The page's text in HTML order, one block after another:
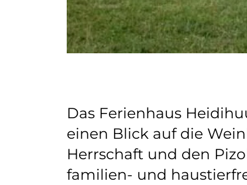
Das Ferienhaus
einen Blick auf die
Herrschaft und den
familien- und